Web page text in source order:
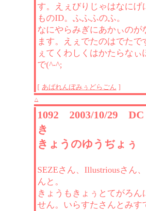
す。えぇびりじゃはなにげ
ものID。ふふふのふ。
なにやらみぎにあかぃのが
ます。えぇでたのはでたで
ぇてくわしくはかたらなぃ
で(^-^;
[ あばれんぼみぅどらごん ]
△
1092 2003/10/29
き
きょうのゆうぢょぅ
SEZEさん、Illustriousさん
んと。
きょうもきょぅとてがろん
せん。いらすたさんとみす